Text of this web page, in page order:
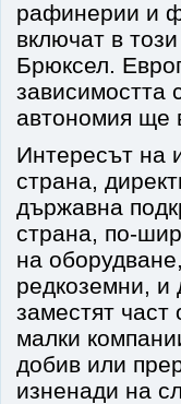
рафинерии и
включат в
Брюксел.
зависимостта
автономия ще
Интересът на
страна,
държавна
страна, по-
на
редкоземни, и
заместят част
малки
добив или
изненади на